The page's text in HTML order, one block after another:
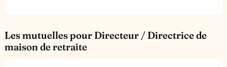
Les mutuelles pour Directeur / Directrice de
maison de retraite